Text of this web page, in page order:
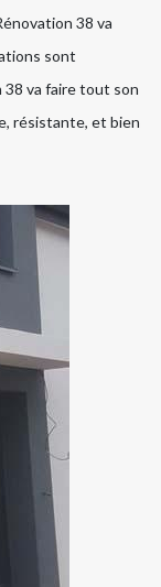
38 va
sont
va faire tout son
résistante, et bien